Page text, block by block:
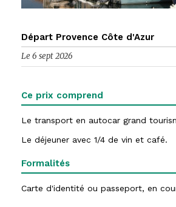
Départ Provence Côte d'Azur
Le 6 sept 2026
Ce prix comprend
Le transport en autocar grand
Le déjeuner avec 1/4 de vin et café.
Formalités
Carte d'identité ou passeport, en